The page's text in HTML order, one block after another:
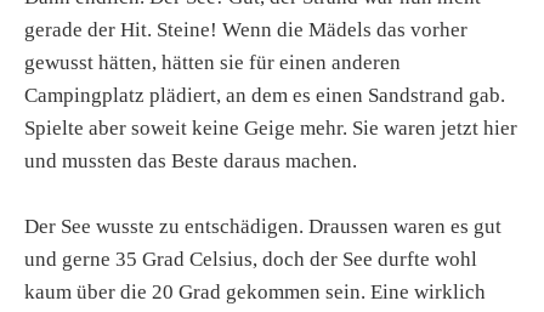
gerade der Hit. Steine! Wenn die Mädels das vorher
gewusst hätten, hätten sie für einen anderen
Campingplatz plädiert, an dem es einen Sandstrand gab.
Spielte aber soweit keine Geige mehr. Sie waren jetzt hier
und mussten das Beste daraus machen.
Der See wusste zu entschädigen. Draussen waren es gut
und gerne 35 Grad Celsius, doch der See durfte wohl
kaum über die 20 Grad gekommen sein. Eine wirklich